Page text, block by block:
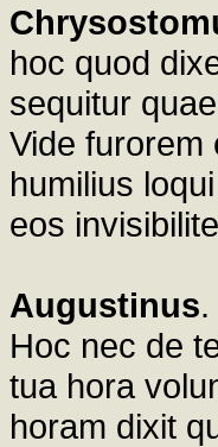
hoc quod
sequitur
Vide furorem
humilius
eos
Augustinus
Hoc nec de
tua hora
horam dixit